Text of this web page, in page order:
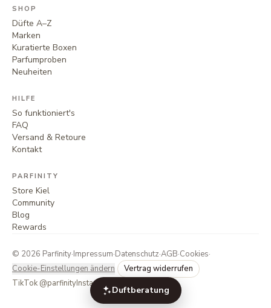
Duftberatung
SHOP
Düfte A–Z
Marken
Kuratierte Boxen
Parfumproben
Neuheiten
HILFE
So funktioniert's
FAQ
Versand & Retoure
Kontakt
PARFINITY
Store Kiel
Community
Blog
Rewards
© 2026 Parfinity·Impressum·Datenschutz·AGB·Cookies·
Cookie-Einstellungen ändern
Vertrag widerrufen
TikTok @parfinityInstagram @parfinity.de